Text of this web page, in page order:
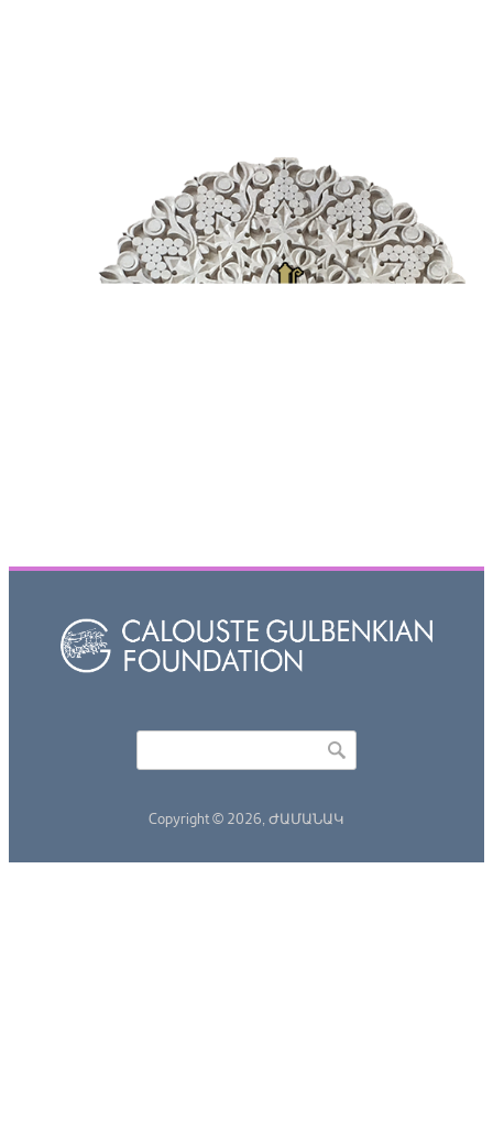
Copyright © 2026, ԺԱՄԱՆԱԿ